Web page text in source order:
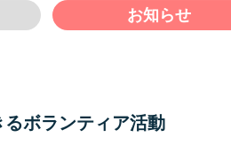
お知らせ
るボランティア活動